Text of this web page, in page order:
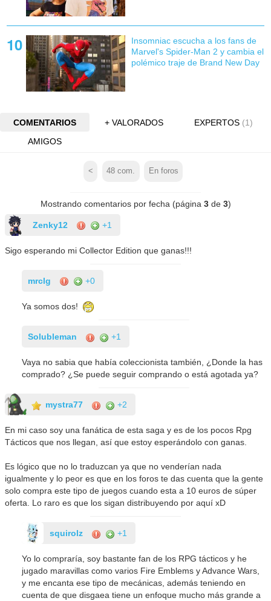
Insomniac escucha a los fans de
Marvel's Spider-Man 2 y cambia el
polémico traje de Brand New Day
COMENTARIOS + VALORADOS EXPERTOS (1)
AMIGOS
< 48 com. En foros
Mostrando comentarios por fecha (página 3de 3)
Zenky12 +1
Sigo esperando mi Collector Edition que ganas!!!
mrclg +0
Ya somos dos!
Solubleman +1
Vaya no sabia que había coleccionista también, ¿Donde la has
comprado? ¿Se puede seguir comprando o está agotada ya?
mystra77 +2
En mi caso soy una fanática de esta saga y es de los pocos Rpg
Tácticos que nos llegan, así que estoy esperándolo con ganas.
Es lógico que no lo traduzcan ya que no venderían nada
igualmente y lo peor es que en los foros te das cuenta que la gente
solo compra este tipo de juegos cuando esta a 10 euros de súper
oferta. Lo raro es que los sigan distribuyendo por aquí xD
squirolz +1
Yo lo compraría, soy bastante fan de los RPG tácticos y he
jugado maravillas como varios Fire Emblems y Advance Wars,
y me encanta ese tipo de mecánicas, además teniendo en
cuenta de que disgaea tiene un enfoque mucho más grande a